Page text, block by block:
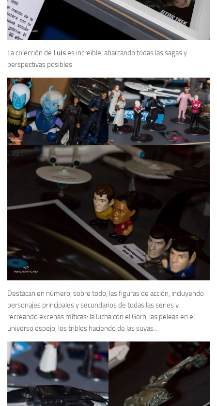
La colección de Luises increible, abarcando todas las sagas y
perspectivas posibles
Destacan en número, sobre todo, las figuras de acción, incluyendo
personajes principales y secundarios de todas las series y
recreando excenas míticas: la lucha con el Gorn, las peleas en el
universo espejo, los tribles haciendo de las suyas…